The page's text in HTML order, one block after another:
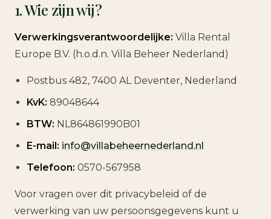
1. Wie zijn wij?
Verwerkingsverantwoordelijke: Villa Rental
Europe B.V. (h.o.d.n. Villa Beheer Nederland)
Postbus 482, 7400 AL Deventer, Nederland
KvK: 89048644
BTW: NL864861990B01
E-mail: info@villabeheernederland.nl
Telefoon: 0570-567958
Voor vragen over dit privacybeleid of de
verwerking van uw persoonsgegevens kunt u